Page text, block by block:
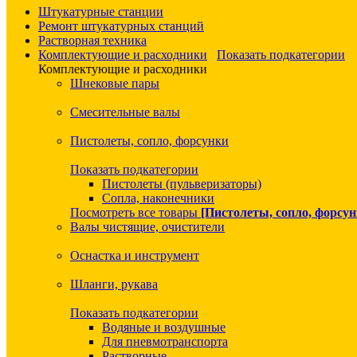
Штукатурные станции
Ремонт штукатурных станций
Растворная техника
Комплектующие и расходники
Показать подкатегории
Комплектующие и расходники
Шнековые пары
Смесительные валы
Пистолеты, сопло, форсунки
Показать подкатегории
Пистолеты (пульверизаторы)
Сопла, наконечники
Посмотреть все товары [Пистолеты, сопло,
Валы чистящие, очистители
Оснастка и инструмент
Шланги, рукава
Показать подкатегории
Водяные и воздушные
Для пневмотранспорта